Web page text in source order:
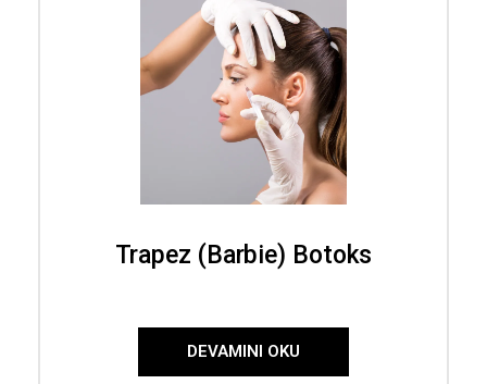
Trapez (Barbie) Botoks
DEVAMINI OKU